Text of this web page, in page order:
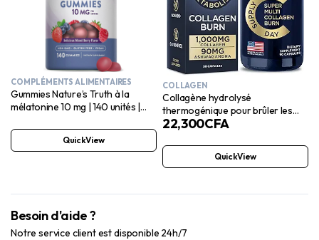
COMPLÉMENTS ALIMENTAIRES
Gummies Nature’s Truth à la
mélatonine 10 mg | 140 unités |
végétalien, sans OGM et sans
gluten
QuickView
COLLAGEN
Collagène hydrolysé
thermogénique pour brûler les
graisses – Acide hyaluronique,
de collagène multi-usages pour
femmes et hommes – 90
22,300CFA
QuickView
Besoin d'aide ?
Notre service client est disponible 24h/7